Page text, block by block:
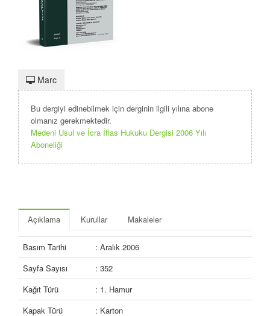
Marc
Bu dergiyi edinebilmek için derginin ilgili yılına abone
olmanız gerekmektedir.
Medeni Usul ve İcra İflas Hukuku Dergisi 2006 Yılı
Aboneliği
Açıklama Kurullar Makaleler
Basım Tarihi
: Aralık 2006
Sayfa Sayısı
: 352
Kağıt Türü
: 1. Hamur
Kapak Türü
: Karton